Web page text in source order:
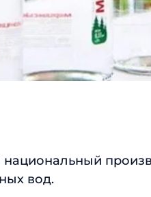
вод.
Отправить